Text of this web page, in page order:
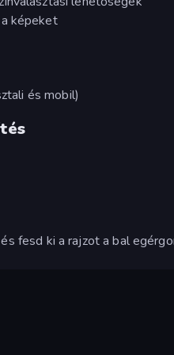
képeket
és mobil)
fesd ki a rajzot a bal